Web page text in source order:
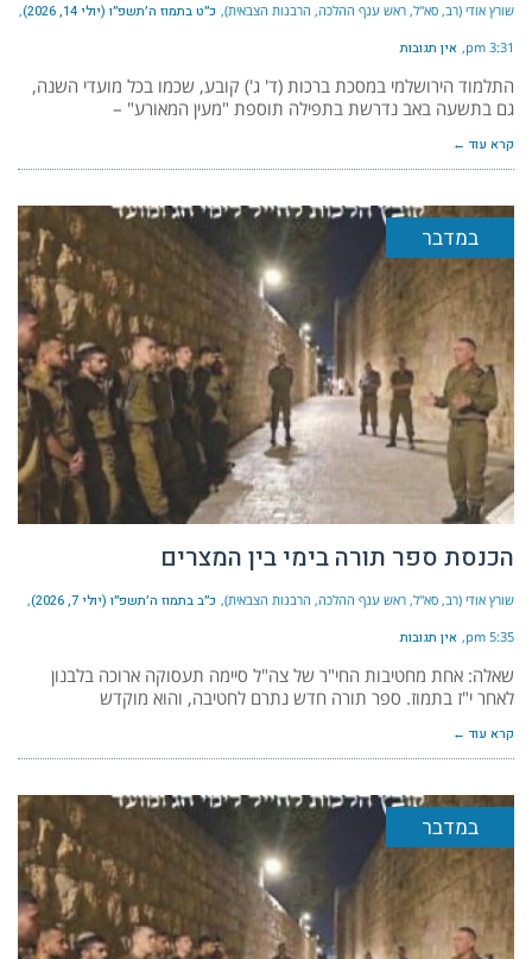
שורץ אודי (רב, סא"ל, ראש ענף ההלכה, הרבנות הצבאית) כ״ט בתמוז ה׳תשפ״ו (יולי 14, 2026)
3:31 pm אין תגובות
התלמוד הירושלמי במסכת ברכות (ד' ג') קובע, שכמו בכל מועדי השנה,
גם בתשעה באב נדרשת בתפילה תוספת "מעין המאורע" –
קרא עוד ←
במדבר
הכנסת ספר תורה בימי בין המצרים
שורץ אודי (רב, סא"ל, ראש ענף ההלכה, הרבנות הצבאית) כ״ב בתמוז ה׳תשפ״ו (יולי 7, 2026)
5:35 pm אין תגובות
שאלה: אחת מחטיבות החי"ר של צה"ל סיימה תעסוקה ארוכה בלבנון
לאחר י"ז בתמוז. ספר תורה חדש נתרם לחטיבה, והוא מוקדש
קרא עוד ←
במדבר